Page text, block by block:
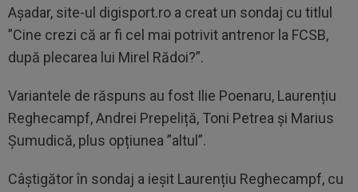
Așadar, site-ul digisport.ro a creat un sondaj cu titlul
”Cine crezi că ar fi cel mai potrivit antrenor la FCSB,
după plecarea lui Mirel Rădoi?”.
Variantele de răspuns au fost Ilie Poenaru, Laurențiu
Reghecampf, Andrei Prepeliță, Toni Petrea și Marius
Șumudică, plus opțiunea ”altul”.
Câștigător în sondaj a ieșit Laurențiu Reghecampf, cu